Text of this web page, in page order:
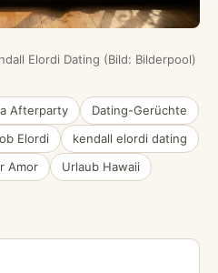
Elordi Dating (Bild: Bilderpool)
Afterparty
Dating-Gerüchte
Elordi
kendall elordi dating
Amor
Urlaub Hawaii